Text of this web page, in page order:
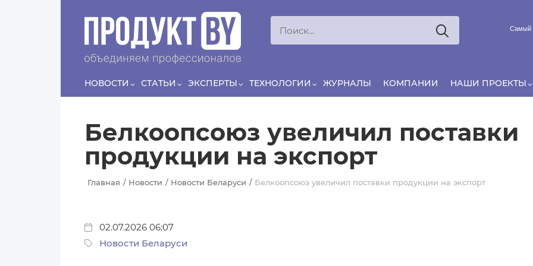
СергейЛЯШКО
Если у нас есть беспривязь, все животные чипированы и
есть программа-планировщик, на проведение…
Принято считать, что еда — источник удовольствия, и
Самый
НОВОСТИ СТАТЬИ ЭКСПЕРТЫ ТЕХНОЛОГИИ ЖУРНАЛЫ КОМПАНИИ НАШИ ПРОЕКТЫ
Белкоопсоюз увеличил поставки
продукции на экспорт
Главная Новости Новости Беларуси Белкоопсоюз увеличил поставки продукции на экспорт
02.07.2026 06:07
Новости Беларуси